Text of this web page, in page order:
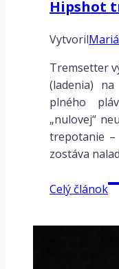
Hipshot
Vytvoril
Tremsetter
(ladenia)
plného
„nulovej“
trepotanie
zostáva
Celý článok